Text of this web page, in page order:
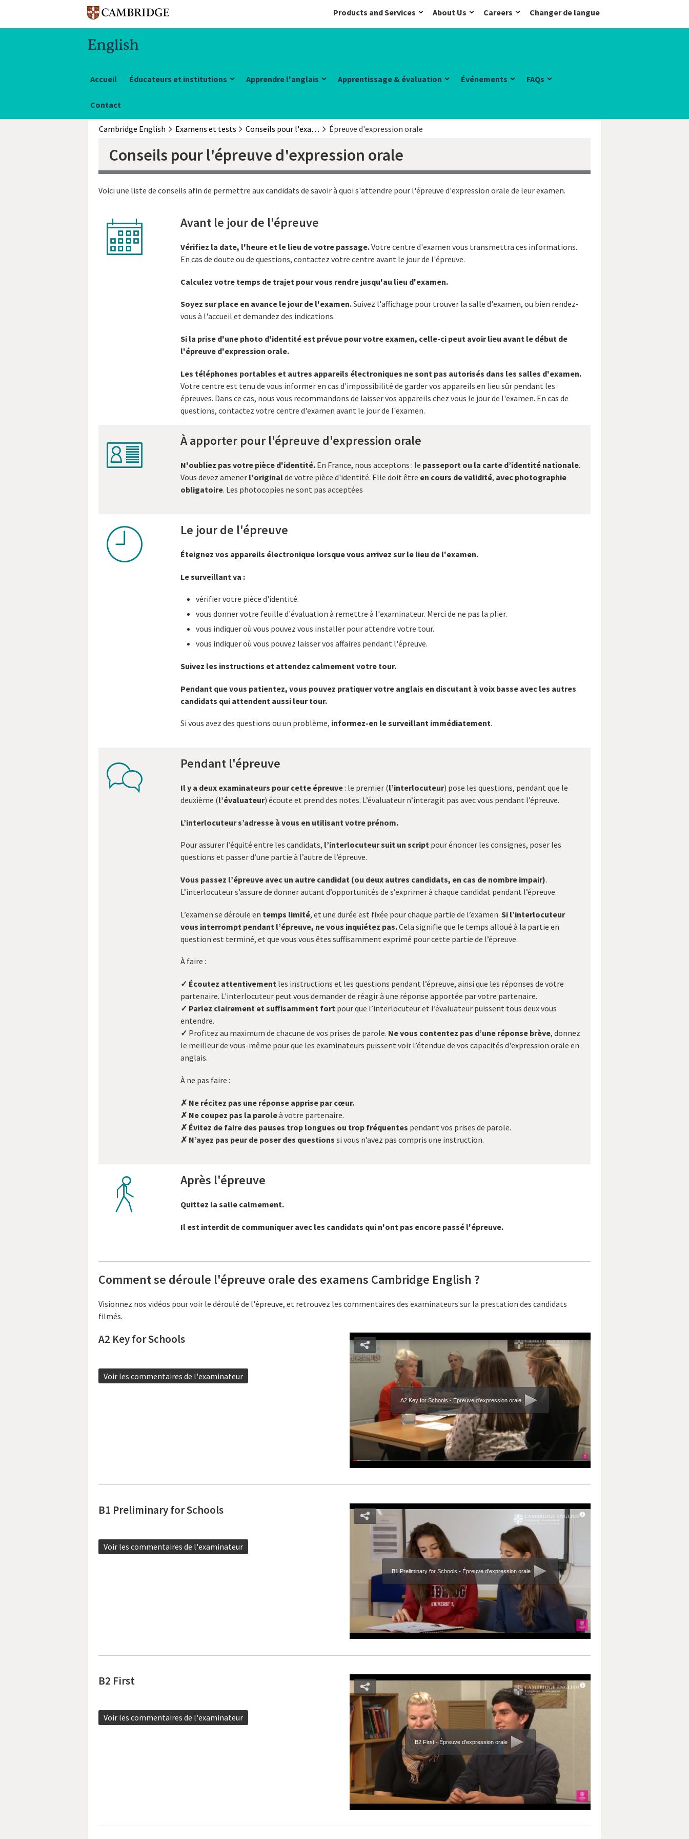
Products and Services About Us Careers Changer de langue
Accueil Éducateurs et institutions Apprendre l'anglais Apprentissage & évaluation Événements FAQs
Contact
Cambridge English Examens et tests Conseils pour l'examen Épreuve d'expression orale
Conseils pour l'épreuve d'expression orale
Voici une liste de conseils afin de permettre aux candidats de savoir à quoi s'attendre pour l'épreuve d'expression orale de leur examen.
calendar Avant le jour de l'épreuve
Vérifiez la date, l'heure et le lieu de votre passage.Votre centre d'examen vous transmettra ces informations.
En cas de doute ou de questions, contactez votre centre avant le jour de l'épreuve.
Calculez votre temps de trajet pour vous rendre jusqu'au lieu d'examen.
Soyez sur place en avance le jour de l'examen.Suivez l'affichage pour trouver la salle d'examen, ou bien rendez-
vous à l'accueil et demandez des indications.
Si la prise d'une photo d'identité est prévue pour votre examen, celle-ci peut avoir lieu avant le début de
l'épreuve d'expression orale.
Les téléphones portables et autres appareils électroniques ne sont pas autorisés dans les salles d'examen.
Votre centre est tenu de vous informer en cas d'impossibilité de garder vos appareils en lieu sûr pendant les
épreuves. Dans ce cas, nous vous recommandons de laisser vos appareils chez vous le jour de l'examen. En cas de
questions, contactez votre centre d'examen avant le jour de l'examen.
contacts À apporter pour l'épreuve d'expression orale
N'oubliez pas votre pièce d'identité. En France, nous acceptons : le passeport ou la carte d’identité nationale.
Vous devez amener l'originalde votre pièce d'identité. Elle doit être en cours de validité, avec photographie
obligatoire. Les photocopies ne sont pas acceptées
clock Le jour de l'épreuve
Éteignez vos appareils électronique lorsque vous arrivez sur le lieu de l'examen.
Le surveillant va :
vérifier votre pièce d'identité.
vous donner votre feuille d'évaluation à remettre à l'examinateur. Merci de ne pas la plier.
vous indiquer où vous pouvez vous installer pour attendre votre tour.
vous indiquer où vous pouvez laisser vos affaires pendant l'épreuve.
Suivez les instructions et attendez calmement votre tour.
Pendant que vous patientez, vous pouvez pratiquer votre anglais en discutant à voix basse avec les autres
candidats qui attendent aussi leur tour.
Si vous avez des questions ou un problème, informez-en le surveillant immédiatement.
comments Pendant l'épreuve
Il y a deux examinateurs pour cette épreuve: le premier (l’interlocuteur) pose les questions, pendant que le
deuxième (l’évaluateur) écoute et prend des notes. L’évaluateur n’interagit pas avec vous pendant l’épreuve.
L’interlocuteur s’adresse à vous en utilisant votre prénom.
Pour assurer l’équité entre les candidats, l’interlocuteur suit un script pour énoncer les consignes, poser les
questions et passer d’une partie à l’autre de l’épreuve.
Vous passez l’épreuve avec un autre candidat (ou deux autres candidats, en cas de nombre impair).
L’interlocuteur s’assure de donner autant d’opportunités de s’exprimer à chaque candidat pendant l’épreuve.
L’examen se déroule en temps limité, et une durée est fixée pour chaque partie de l’examen. Si l’interlocuteur
vous interrompt pendant l’épreuve, ne vous inquiétez pas.Cela signifie que le temps alloué à la partie en
question est terminé, et que vous vous êtes suffisamment exprimé pour cette partie de l’épreuve.
À faire :
✓ Écoutez attentivement les instructions et les questions pendant l’épreuve, ainsi que les réponses de votre
partenaire. L'interlocuteur peut vous demander de réagir à une réponse apportée par votre partenaire.
✓ Parlez clairement et suffisamment fort pour que l’interlocuteur et l’évaluateur puissent tous deux vous
entendre.
✓ Profitez au maximum de chacune de vos prises de parole. Ne vous contentez pas d’une réponse brève, donnez
le meilleur de vous-même pour que les examinateurs puissent voir l’étendue de vos capacités d'expression orale en
anglais.
À ne pas faire :
✗ Ne récitez pas une réponse apprise par cœur.
✗ Ne coupez pas la paroleà votre partenaire.
✗ Évitez de faire des pauses trop longues ou trop fréquentes pendant vos prises de parole.
✗ N’ayez pas peur de poser des questions si vous n’avez pas compris une instruction.
walk Après l'épreuve
Quittez la salle calmement.
Il est interdit de communiquer avec les candidats qui n'ont pas encore passé l'épreuve.
Comment se déroule l'épreuve orale des examens Cambridge English ?
Visionnez nos vidéos pour voir le déroulé de l'épreuve, et retrouvez les commentaires des examinateurs sur la prestation des candidats
filmés.
A2 Key for Schools
Voir les commentaires de l'examinateur
A2 Key for Schools - Épreuve d'expression orale
B1 Preliminary for Schools
Voir les commentaires de l'examinateur
B1 Preliminary for Schools - Épreuve d'expression orale
B2 First
Voir les commentaires de l'examinateur
B2 First - Épreuve d'expression orale